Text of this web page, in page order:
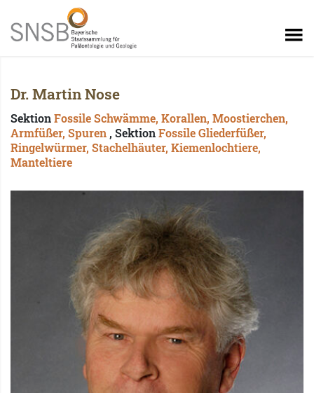
Dr. Martin Nose
SektionFossile Schwämme, Korallen, Moostierchen,
Armfüßer, Spuren , SektionFossile Gliederfüßer,
Ringelwürmer, Stachelhäuter, Kiemenlochtiere,
Manteltiere